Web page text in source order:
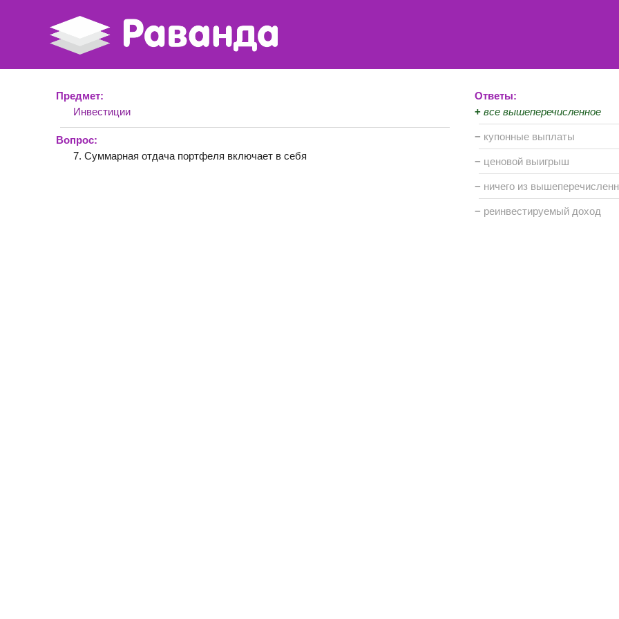
Предмет:
Инвестиции
Вопрос:
7. Суммарная отдача портфеля включает в себя
Ответы:
+ все вышеперечисленное
− купонные выплаты
− ценовой выигрыш
− ничего из
− реинвестируемый доход